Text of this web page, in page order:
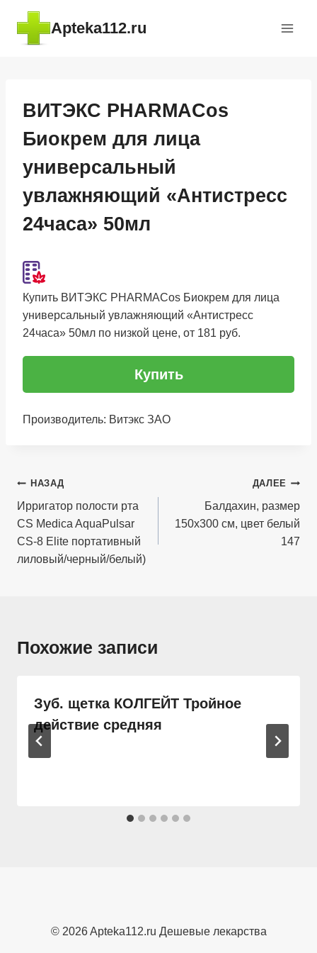
Перейти
содержимому
Apteka112.ru
ВИТЭКС PHARMACos
Биокрем для лица
универсальный
увлажняющий «Антистресс
24часа» 50мл
Купить ВИТЭКС PHARMACos Биокрем для лица
универсальный увлажняющий «Антистресс
24часа» 50мл по низкой цене, от 181 руб.
Купить
Производитель: Витэкс ЗАО
Навигация
по
записям
НАЗАД
Ирригатор полости рта
CS Medica AquaPulsar
CS-8 Elite портативный
лиловый/черный/белый)
ДАЛЕЕ
Балдахин, размер
150х300 см, цвет белый
147
Похожие записи
Зуб. щетка КОЛГЕЙТ Тройное
действие средняя
© 2026 Apteka112.ru Дешевые лекарства